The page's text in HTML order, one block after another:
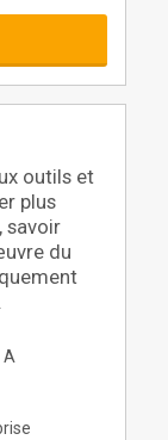
outils et
plus
savoir
du
A